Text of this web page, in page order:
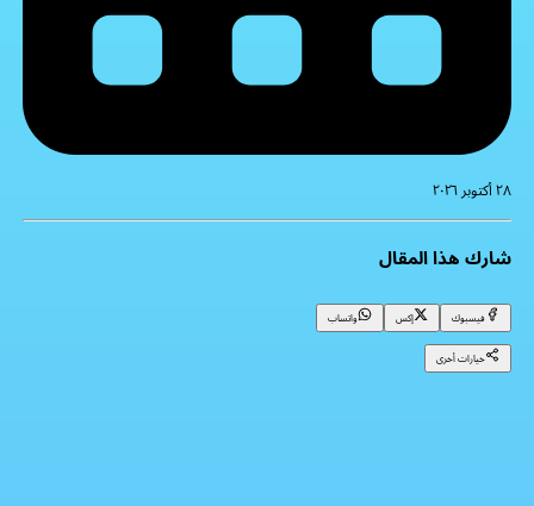
٢٨ أكتوبر ٢٠٢٦
شارك هذا المقال
فيسبوك إكس
واتساب
خيارات أخرى